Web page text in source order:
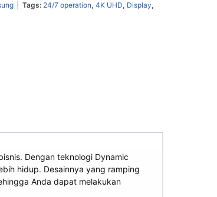
Tags: 24/7 operation, 4K UHD, Display,
Dengan teknologi Dynamic
hidup. Desainnya yang ramping
Anda dapat melakukan